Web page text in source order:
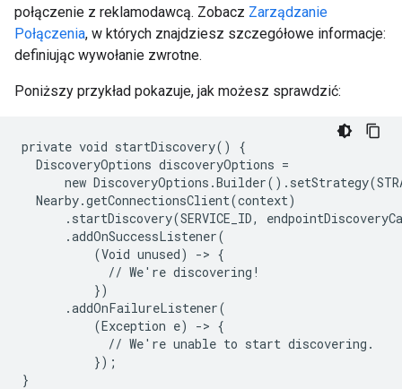
połączenie z reklamodawcą. Zobacz Zarządzanie
Połączenia, w których znajdziesz szczegółowe informacje:
definiując wywołanie zwrotne.
Poniższy przykład pokazuje, jak możesz sprawdzić:
private void startDiscovery() {
  DiscoveryOptions discoveryOptions =
new
  Nearby.getConnectionsClient(context)
.startDiscovery(SERVICE_ID,
      .addOnSuccessListener(
          (Void unused) -> {
            // We're discovering!
          })
      .addOnFailureListener(
          (Exception e) -> {
            // We're unable to start discovering.
          });
}